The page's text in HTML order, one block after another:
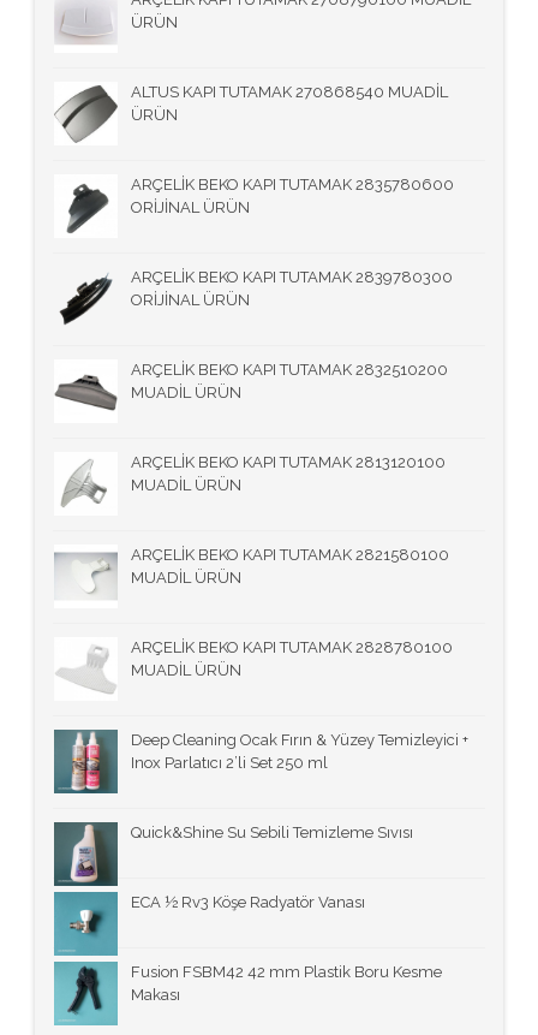
ÜRÜN
ALTUS KAPI TUTAMAK 270868540 MUADİL
ÜRÜN
ARÇELİK BEKO KAPI TUTAMAK 2835780600
ORİJİNAL ÜRÜN
ARÇELİK BEKO KAPI TUTAMAK 2839780300
ORİJİNAL ÜRÜN
ARÇELİK BEKO KAPI TUTAMAK 2832510200
MUADİL ÜRÜN
ARÇELİK BEKO KAPI TUTAMAK 2813120100
MUADİL ÜRÜN
ARÇELİK BEKO KAPI TUTAMAK 2821580100
MUADİL ÜRÜN
ARÇELİK BEKO KAPI TUTAMAK 2828780100
MUADİL ÜRÜN
Deep Cleaning Ocak Fırın & Yüzey Temizleyici +
Inox Parlatıcı 2’li Set 250 ml
Quick&Shine Su Sebili Temizleme Sıvısı
ECA ½ Rv3 Köşe Radyatör Vanası
Fusion FSBM42 42 mm Plastik Boru Kesme
Makası